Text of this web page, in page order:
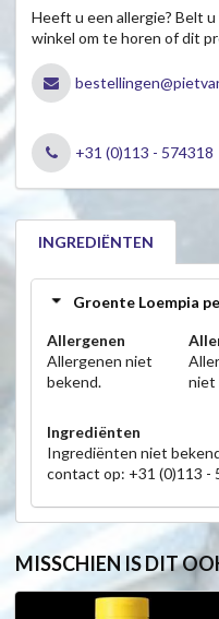
Heeft u een allergie? Belt
winkel om te horen of dit
+31 (0)113 - 574318
INGREDIËNTEN
Groente Loempia
Allergenen
Allergenen niet
bekend.
niet
Ingrediënten
Ingrediënten niet
contact op: +31 (0)113 -
MISSCHIEN IS DIT